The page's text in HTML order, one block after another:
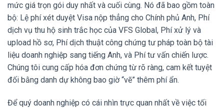
mức giá trọn gói duy nhất và cuối cùng. Nó đã bao gồm toàn
bộ: Lệ phí xét duyệt Visa nộp thẳng cho Chính phủ Anh, Phí
dịch vụ thu hộ sinh trắc học của VFS Global, Phí xử lý và
upload hồ sơ, Phí dịch thuật công chứng tư pháp toàn bộ tài
liệu doanh nghiệp sang tiếng Anh, và Phí tư vấn chiến lược.
Chúng tôi cung cấp hóa đơn chứng từ rõ ràng, cam kết tuyệt
đối bằng danh dự không bao giờ “vẽ” thêm phí ẩn.
Để quý doanh nghiệp có cái nhìn trực quan nhất về việc tối